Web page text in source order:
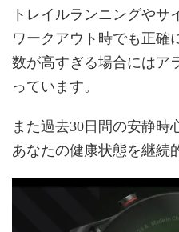
トレイルランニングや
ワークアウト時でも正確
数が高すぎる場合にはア
っています。
また過去30日間の安静時
あなたの健康状態を継続